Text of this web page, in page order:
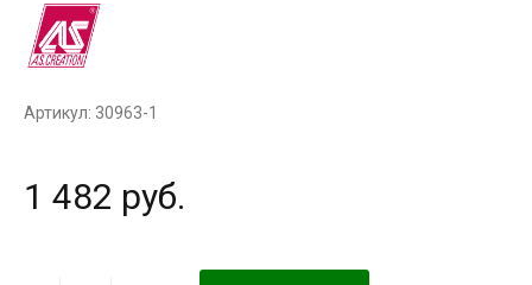
Артикул: 30963-1
1 482 руб.